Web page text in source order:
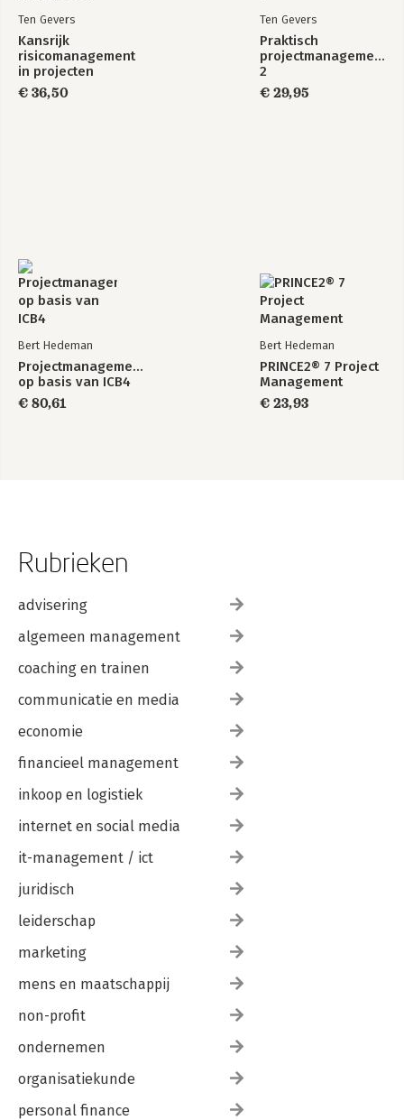
Ten Gevers
Kansrijk
risicomanagement
in projecten
€ 36,50
Ten Gevers
Praktisch
projectmanagement
2
€ 29,95
Bert Hedeman
Projectmanagement
op basis van ICB4
€ 80,61
Bert Hedeman
PRINCE2® 7 Project
Management
€ 23,93
Rubrieken
advisering
algemeen management
coaching en trainen
communicatie en media
economie
financieel management
inkoop en logistiek
internet en social media
it-management / ict
juridisch
leiderschap
marketing
mens en maatschappij
non-profit
ondernemen
organisatiekunde
personal finance